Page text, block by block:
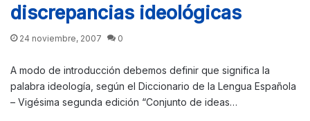
discrepancias ideológicas
24 noviembre, 2007 0
A modo de introducción debemos definir que significa la
palabra ideología, según el Diccionario de la Lengua Española
– Vigésima segunda edición “Conjunto de ideas…